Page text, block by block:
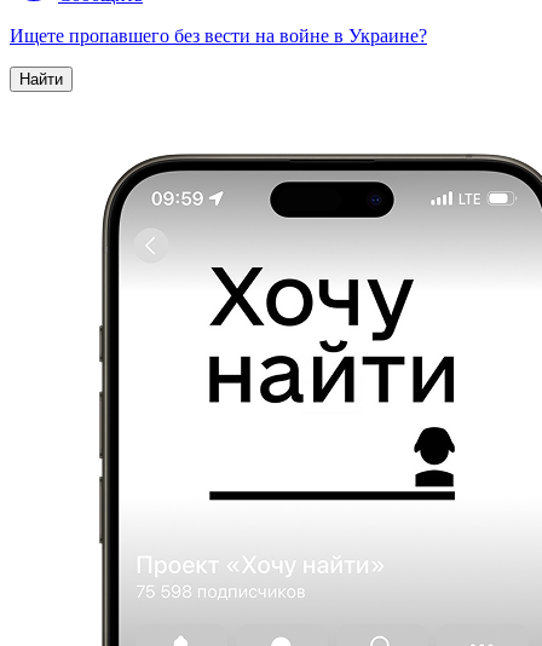
Ищете пропавшего без вести на войне в Украине?
Найти